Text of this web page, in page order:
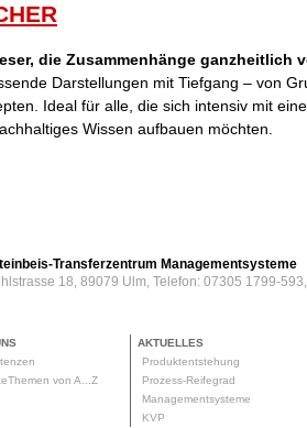
die Zusammenhänge ganzheitlich
Darstellungen mit Tiefgang – von
Ideal für alle, die sich intensiv mit
Wissen aufbauen möchten.
Transferzentrum Managementsysteme
18, 89079 Ulm, Telefon: 07305 1799-
von A...Z
AKTUELLES
Produktentstehung
Prozess-Reifegrad
Managementsysteme
KVP